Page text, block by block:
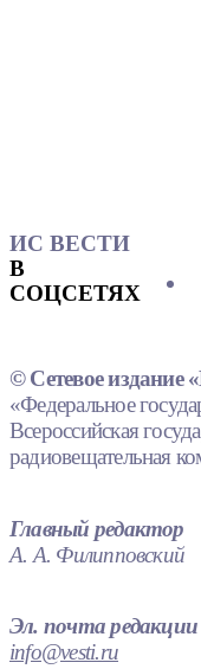
ИС ВЕСТИ
В
СОЦСЕТЯХ
© Сетевое издание
«Федеральное
Всероссийская
радиовещательная
Главный редактор
А. А. Филипповский
Эл. почта редакции
info@vesti.ru